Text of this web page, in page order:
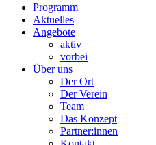
Programm
Aktuelles
Angebote
aktiv
vorbei
Über uns
Der Ort
Der Verein
Team
Das Konzept
Partner:innen